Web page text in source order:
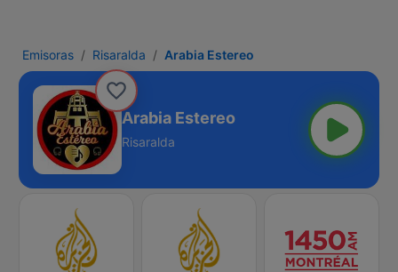
Emisoras Risaralda Arabia Estereo
Arabia Estereo
Risaralda